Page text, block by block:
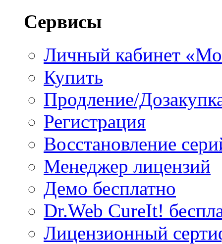
Сервисы
Личный кабинет
Купить
Продление/
Регистрация
Восстановление
Менеджер лицензий
Демо бесплатно
Dr.Web CureIt!
Лицензионный